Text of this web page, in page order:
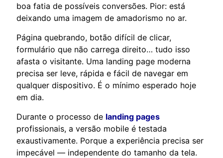
boa fatia de possíveis conversões. Pior: está
deixando uma imagem de amadorismo no ar.
Página quebrando, botão difícil de clicar,
formulário que não carrega direito… tudo isso
afasta o visitante. Uma landing page moderna
precisa ser leve, rápida e fácil de navegar em
qualquer dispositivo. É o mínimo esperado hoje
em dia.
Durante o processo de landing pages
profissionais, a versão mobile é testada
exaustivamente. Porque a experiência precisa ser
impecável — independente do tamanho da tela.